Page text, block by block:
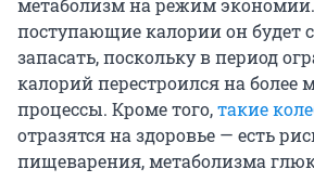
метаболизм на режим
поступающие калории он будет
запасать, поскольку в период
калорий перестроился на более
процессы. Кроме того,такие
отразятся на здоровье — есть
пищеварения, метаболизма